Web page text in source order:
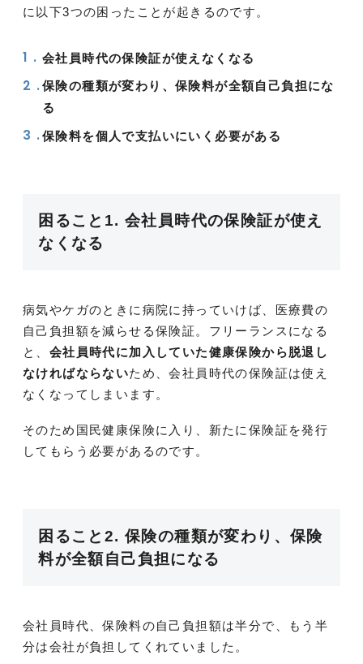
に以下3つの困ったことが起きるのです。
会社員時代の保険証が使えなくなる
保険の種類が変わり、保険料が全額自己負担にな
る
保険料を個人で支払いにいく必要がある
困ること1. 会社員時代の保険証が使え
なくなる
病気やケガのときに病院に持っていけば、医療費の
自己負担額を減らせる保険証。フリーランスになる
と、 会社員時代に加入していた健康保険から脱退し
なければならないため、会社員時代の保険証は使え
なくなってしまいます。
そのため国民健康保険に入り、新たに保険証を発行
してもらう必要があるのです。
困ること2. 保険の種類が変わり、保険
料が全額自己負担になる
会社員時代、保険料の自己負担額は半分で、もう半
分は会社が負担してくれていました。